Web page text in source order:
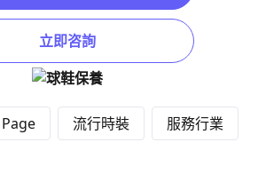
立即咨詢
流行時裝 服務行業